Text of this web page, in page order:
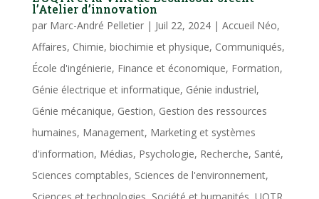
l’Atelier d’innovation
par Marc-André Pelletier| Juil 22, 2024| Accueil Néo,
Affaires, Chimie, biochimie et physique, Communiqués,
École d'ingénierie, Finance et économique, Formation,
Génie électrique et informatique, Génie industriel,
Génie mécanique, Gestion, Gestion des ressources
humaines, Management, Marketing et systèmes
d'information, Médias, Psychologie, Recherche, Santé,
Sciences comptables, Sciences de l'environnement,